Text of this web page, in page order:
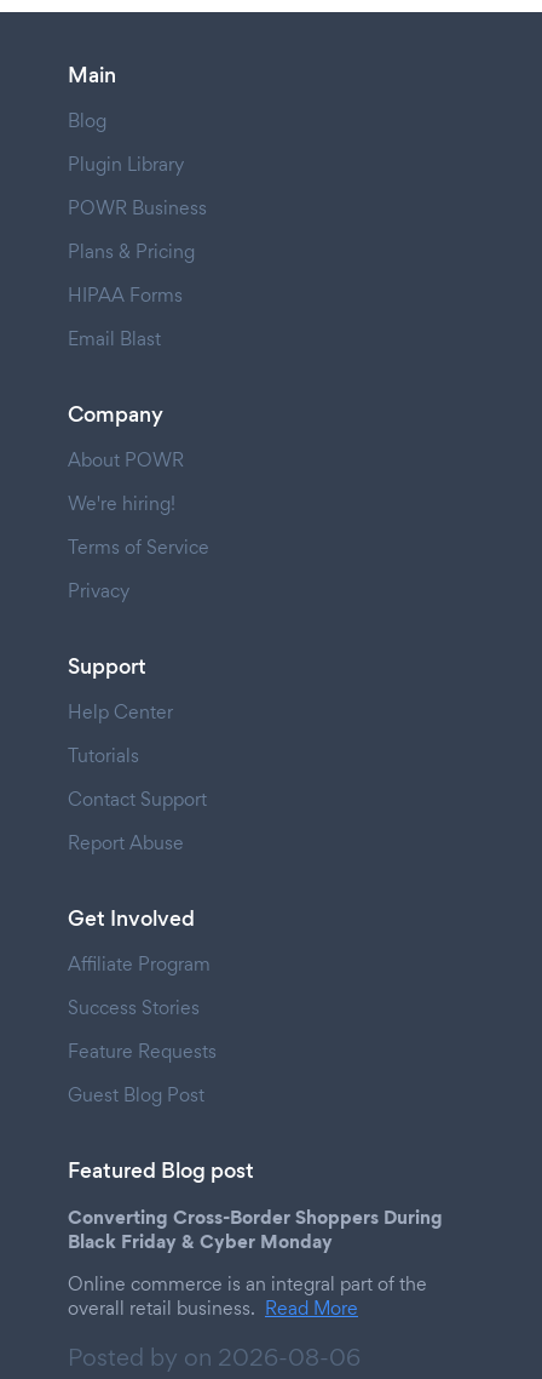
Main
Blog
Plugin Library
POWR Business
Plans & Pricing
HIPAA Forms
Email Blast
Company
About POWR
We're hiring!
Terms of Service
Privacy
Support
Help Center
Tutorials
Contact Support
Report Abuse
Get Involved
Affiliate Program
Success Stories
Feature Requests
Guest Blog Post
Featured Blog post
Converting Cross-Border Shoppers During
Black Friday & Cyber Monday
Online commerce is an integral part of the
overall retail business. Read More
Posted by on 2026-08-06